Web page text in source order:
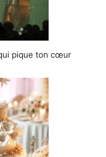
pique ton cœur